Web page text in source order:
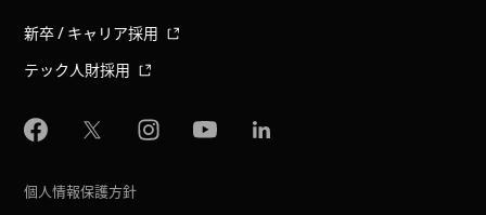
新卒 / キャリア採用
テック人財採用
個人情報保護方針